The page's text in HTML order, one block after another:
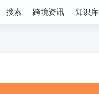
搜索 跨境资讯 知识库